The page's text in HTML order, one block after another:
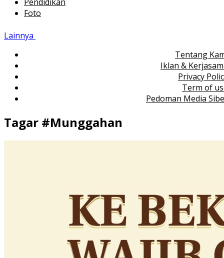
Foto
Lainnya
Tentang
Iklan &
Privacy
Term of
Pedoman Media
Tagar #Munggahan